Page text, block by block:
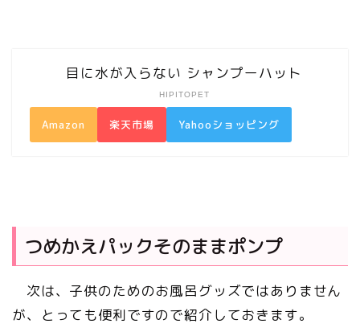
目に水が入らない シャンプーハット
HIPITOPET
Amazon 楽天市場 Yahooショッピング
つめかえパックそのままポンプ
次は、子供のためのお風呂グッズではありません
が、とっても便利ですので紹介しておきます。